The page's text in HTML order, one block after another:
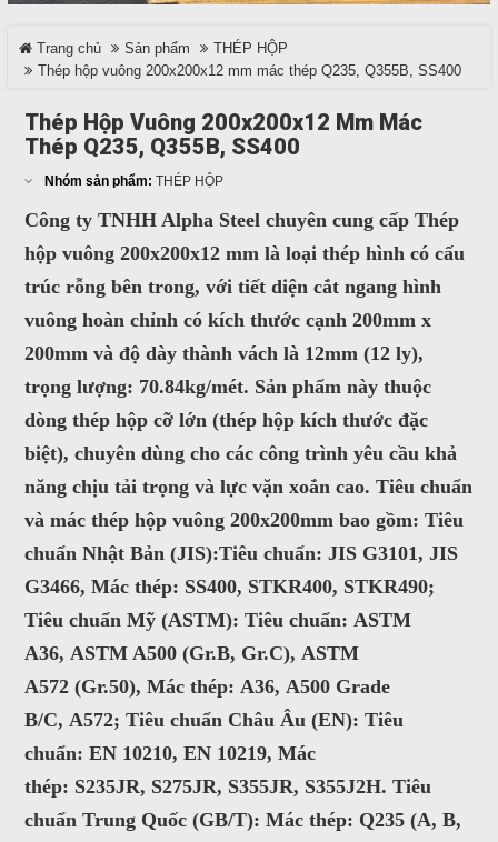
Trang chủ Sản phẩm
THÉP HỘP
Thép hộp vuông 200x200x12 mm mác thép Q235, Q355B, SS400
Thép Hộp Vuông 200x200x12 Mm Mác
Thép Q235, Q355B, SS400
Nhóm sản phẩm: THÉP HỘP
Công ty TNHH Alpha Steel chuyên cung cấp Thép
hộp vuông 200x200x12 mm là loại thép hình có cấu
trúc rỗng bên trong, với tiết diện cắt ngang hình
vuông hoàn chỉnh có kích thước cạnh 200mm x
200mm và độ dày thành vách là 12mm (12 ly),
trọng lượng: 70.84kg/mét. Sản phẩm này thuộc
dòng thép hộp cỡ lớn (thép hộp kích thước đặc
biệt), chuyên dùng cho các công trình yêu cầu khả
năng chịu tải trọng và lực vặn xoắn cao. Tiêu chuẩn
và mác thép hộp vuông 200x200mm bao gồm: Tiêu
chuẩn Nhật Bản (JIS):Tiêu chuẩn: JIS G3101, JIS
G3466, Mác thép: SS400, STKR400, STKR490;
Tiêu chuẩn Mỹ (ASTM): Tiêu chuẩn: ASTM
A36, ASTM A500 (Gr.B, Gr.C), ASTM
A572 (Gr.50), Mác thép: A36, A500 Grade
B/C, A572; Tiêu chuẩn Châu Âu (EN): Tiêu
chuẩn: EN 10210, EN 10219, Mác
thép: S235JR, S275JR, S355JR, S355J2H. Tiêu
chuẩn Trung Quốc (GB/T): Mác thép: Q235 (A, B,
Facebook
Google
LinkedIn
LIÊN HỆ
HotLine
0937 682 789
satthepalpha@gmail.com
Gọi cho chúng tôi
Nhắn tin
Mail
COPYRIGHT 2016. ALL RIGHTS RESERVED